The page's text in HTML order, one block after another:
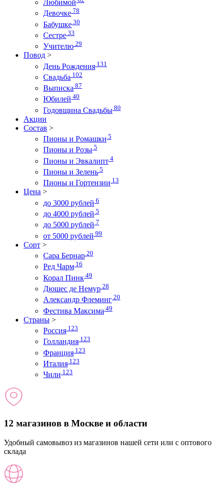
Любимой
Девочке 78
Бабушке 30
Сестре 33
Учителю 29
Повод >
День Рождения 131
Свадьба 102
Выписка 87
Юбилей 40
Годовщина Свадьбы 80
Акции
Состав >
Пионы и Ромашки 5
Пионы и Розы 5
Пионы и Эвкалипт 4
Пионы и Зелень 5
Пионы и Гортензии 13
Цена >
до 3000 рублей 6
до 4000 рублей 5
до 5000 рублей 7
от 5000 рублей 99
Сорт >
Сара Бернар 20
Ред Чарм 16
Корал Пинк 49
Дюшес де Немур 28
Александр Флеминг 20
Фестива Максима 49
Страны >
Россия 123
Голландия 123
Франция 123
Италия 123
Чили 123
12 магазинов в Москве и области
Удобный самовывоз из магазинов нашей сети или с оптового
склада